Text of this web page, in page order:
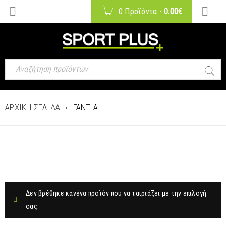
0 Προϊόντα - 0.00€
ΑΡΧΙΚΉ ΣΕΛΊΔΑ › ΓΆΝΤΙΑ
Δεν βρέθηκε κανένα προϊόν που να ταιριάζει με την επιλογή
σας.